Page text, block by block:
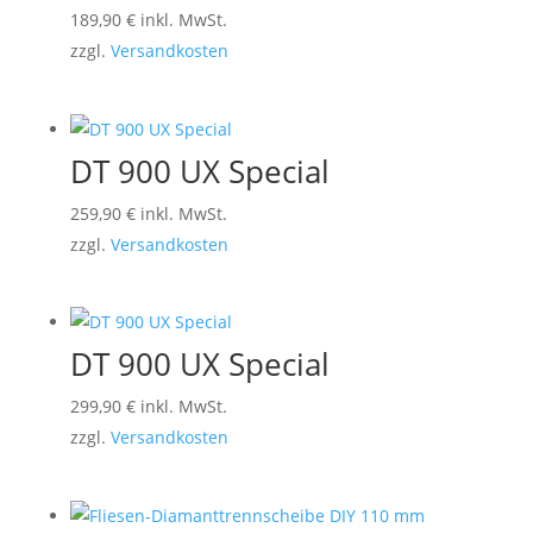
189,90 € inkl. MwSt.
zzgl. Versandkosten
DT 900 UX Special
259,90 € inkl. MwSt.
zzgl. Versandkosten
DT 900 UX Special
299,90 € inkl. MwSt.
zzgl. Versandkosten